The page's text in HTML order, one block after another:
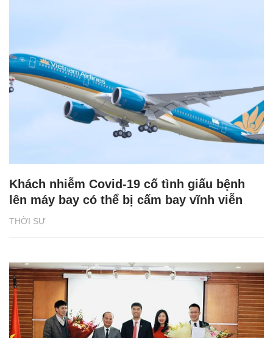
THỜI SỰ
Khách nhiễm Covid-19 cố tình giấu bệnh
lên máy bay có thể bị cấm bay vĩnh viễn